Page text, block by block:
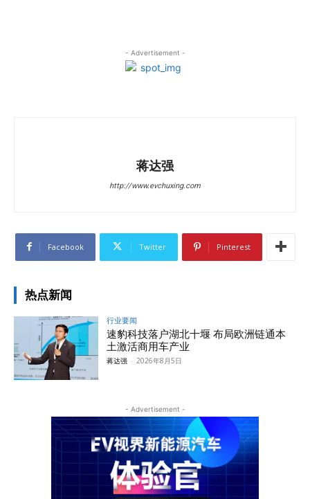
- Advertisement -
蒋达强
http://www.evchuxing.com
Facebook Twitter Pinterest
热点新闻
行业要闻
速豹科技落户湖北十堰 布局欧洲链通本
土激活商用车产业
蒋达强 - 2026年8月5日
- Advertisement -